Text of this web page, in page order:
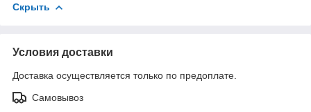
Скрыть
Условия доставки
Доставка осуществляется только по предоплате.
Самовывоз